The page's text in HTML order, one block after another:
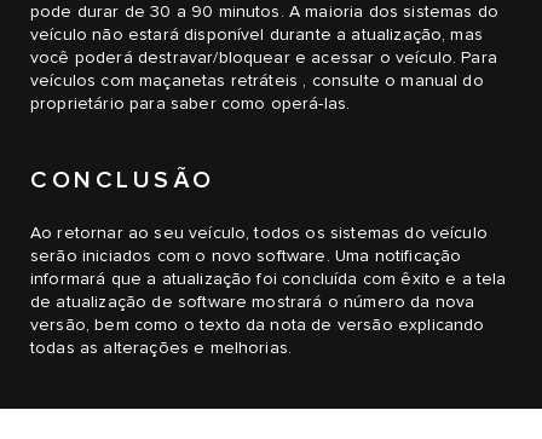
pode durar de 30 a 90 minutos. A maioria dos sistemas do
veículo não estará disponível durante a atualização, mas
você poderá destravar/bloquear e acessar o veículo. Para
veículos com maçanetas retráteis , consulte o manual do
proprietário para saber como operá-las.
CONCLUSÃO
Ao retornar ao seu veículo, todos os sistemas do veículo
serão iniciados com o novo software. Uma notificação
informará que a atualização foi concluída com êxito e a tela
de atualização de software mostrará o número da nova
versão, bem como o texto da nota de versão explicando
todas as alterações e melhorias.